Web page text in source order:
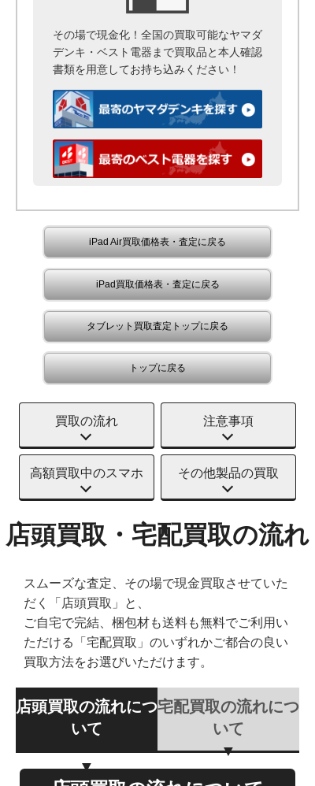
その場で現金化！全国の買取可能なヤマダ
デンキ・ベスト電器まで買取品と本人確認
書類を用意してお持ち込みください！
iPad Air買取価格表・査定に戻る
iPad買取価格表・査定に戻る
タブレット買取査定トップに戻る
トップに戻る
買取の流れ 注意事項
高額買取中のスマホ その他製品の買取
店頭買取・宅配買取の流れ
スムーズな査定、その場で現金買取させていた
だく「店頭買取」と、
ご自宅で完結、梱包材も送料も無料でご利用い
ただける「宅配買取」のいずれかご都合の良い
買取方法をお選びいただけます。
店頭買取の流れにつ
いて
宅配買取の流れにつ
いて